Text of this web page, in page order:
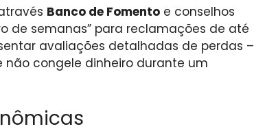
Banco de Fomento e conselhos
de semanas” para reclamações de até
avaliações detalhadas de perdas –
não congele dinheiro durante um